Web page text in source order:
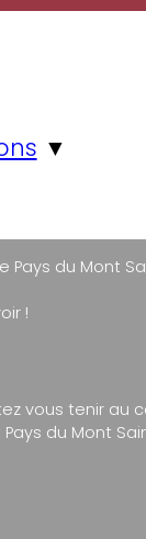
▼
Pays du Mont
!
vous tenir au
du Mont